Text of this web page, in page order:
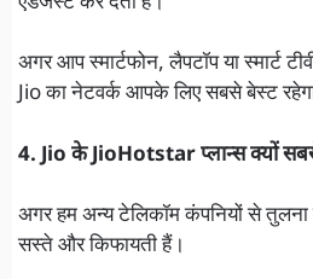
अगर आप स्मार्टफोन, लैपटॉप या स्मार्ट
Jio का नेटवर्क आपके लिए सबसे बेस्ट
4. Jio के JioHotstar प्लान्स क्यों
अगर हम अन्य टेलिकॉम कंपनियों से
सस्ते और किफायती हैं।